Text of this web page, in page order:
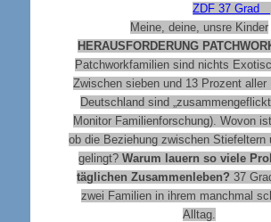
ZDF 37 Grad
Meine, deine, unsre Kinder
HERAUSFORDERUNG
Patchworkfamilien sind nichts
Zwischen sieben und 13 Prozent aller
Deutschland sind
Monitor Familienforschung). Wovon
ob die Beziehung zwischen Stiefeltern
gelingt? Warum lauern so viele
täglichen Zusammenleben? 37
zwei Familien in ihrem manchmal
Alltag.